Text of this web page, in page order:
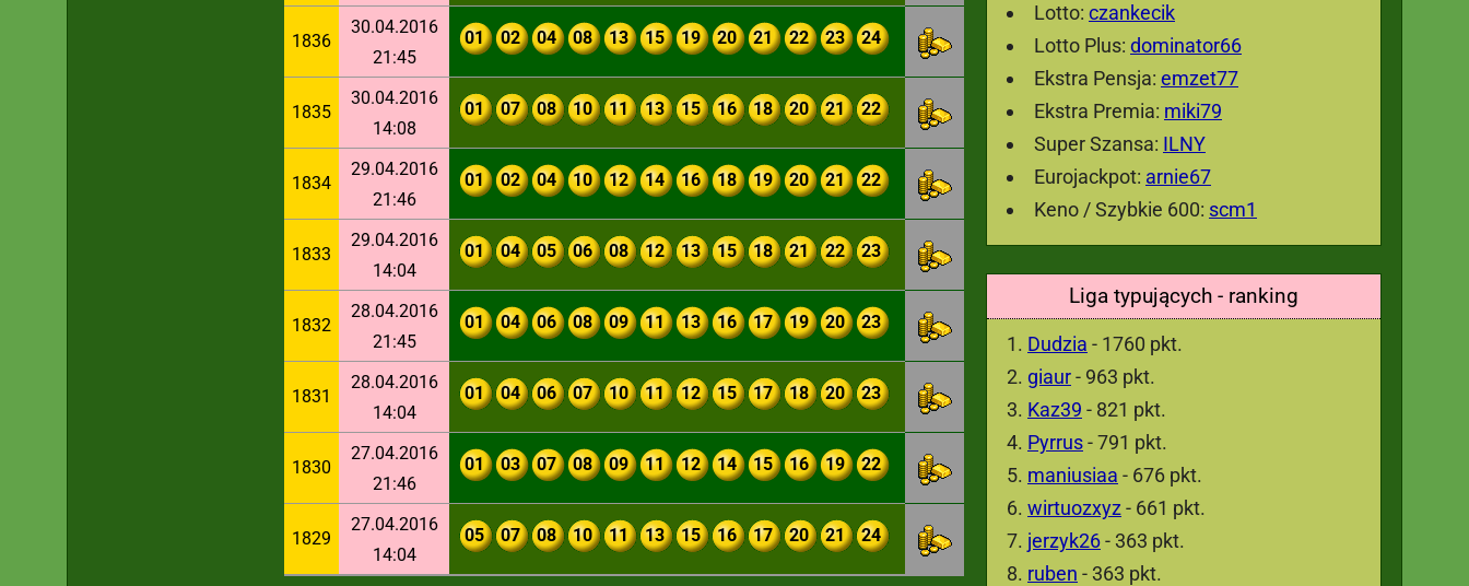
Lotto: czankecik
Lotto Plus: dominator66
Ekstra Pensja: emzet77
Ekstra Premia: miki79
Super Szansa: ILNY
Eurojackpot: arnie67
Keno / Szybkie 600: scm1
Liga typujących - ranking
Dudzia - 1760 pkt.
giaur- 963 pkt.
Kaz39 - 821 pkt.
Pyrrus- 791 pkt.
maniusiaa - 676 pkt.
wirtuozxyz - 661 pkt.
jerzyk26- 363 pkt.
ruben - 363 pkt.
1836
30.04.2016
21:45
01 02 04 08 13 15 19 20 21 22 23 24
1835
30.04.2016
14:08
01 07 08 10 11 13 15 16 18 20 21 22
1834
29.04.2016
21:46
01 02 04 10 12 14 16 18 19 20 21 22
1833
29.04.2016
14:04
01 04 05 06 08 12 13 15 18 21 22 23
1832
28.04.2016
21:45
01 04 06 08 09 11 13 16 17 19 20 23
1831
28.04.2016
14:04
01 04 06 07 10 11 12 15 17 18 20 23
1830
27.04.2016
21:46
01 03 07 08 09 11 12 14 15 16 19 22
1829
27.04.2016
14:04
05 07 08 10 11 13 15 16 17 20 21 24